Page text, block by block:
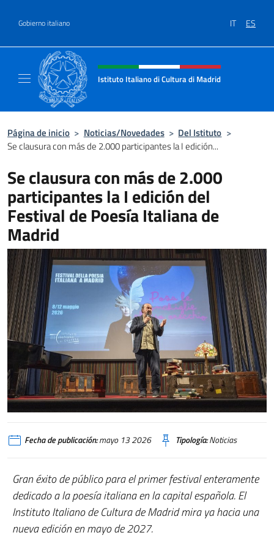
Gobierno italiano IT ES
Encabezado del sitio web,
Istituto Italiano di Cultura di Madrid
Página de inicio > Noticias/Novedades > Del Istituto >
Se clausura con más de 2.000 participantes la I edición...
Se clausura con más de 2.000
participantes la I edición del
Festival de Poesía Italiana de
Madrid
Fecha de publicación:mayo 13 2026 Tipología:Noticias
Gran éxito de público para el primer festival enteramente
dedicado a la poesía italiana en la capital española. El
Instituto Italiano de Cultura de Madrid mira ya hacia una
nueva edición en mayo de 2027.